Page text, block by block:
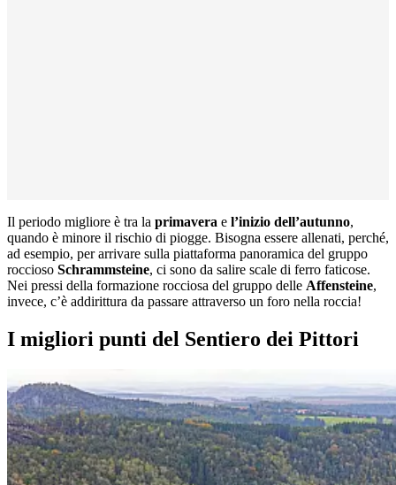
Il periodo migliore è tra la primavera e l’inizio dell’autunno,
quando è minore il rischio di piogge. Bisogna essere allenati, perché,
ad esempio, per arrivare sulla piattaforma panoramica del gruppo
roccioso Schrammsteine, ci sono da salire scale di ferro faticose.
Nei pressi della formazione rocciosa del gruppo delle Affensteine,
invece, c’è addirittura da passare attraverso un foro nella roccia!
I migliori punti del Sentiero dei Pittori